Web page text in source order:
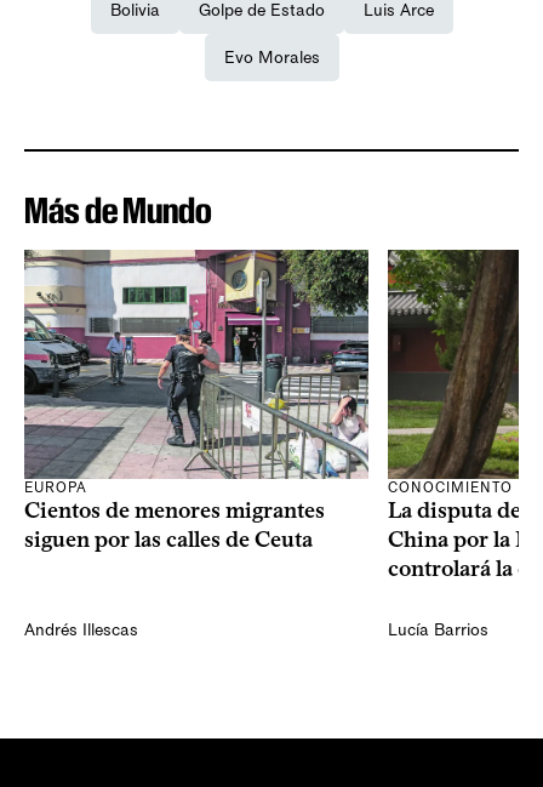
Bolivia Golpe de Estado Luis Arce
Evo Morales
Más de Mundo
EUROPA
Cientos de menores migrantes
siguen por las calles de Ceuta
Andrés Illescas
CONOCIMIENTO
La disputa de
China por la
controlará la
Lucía Barrios